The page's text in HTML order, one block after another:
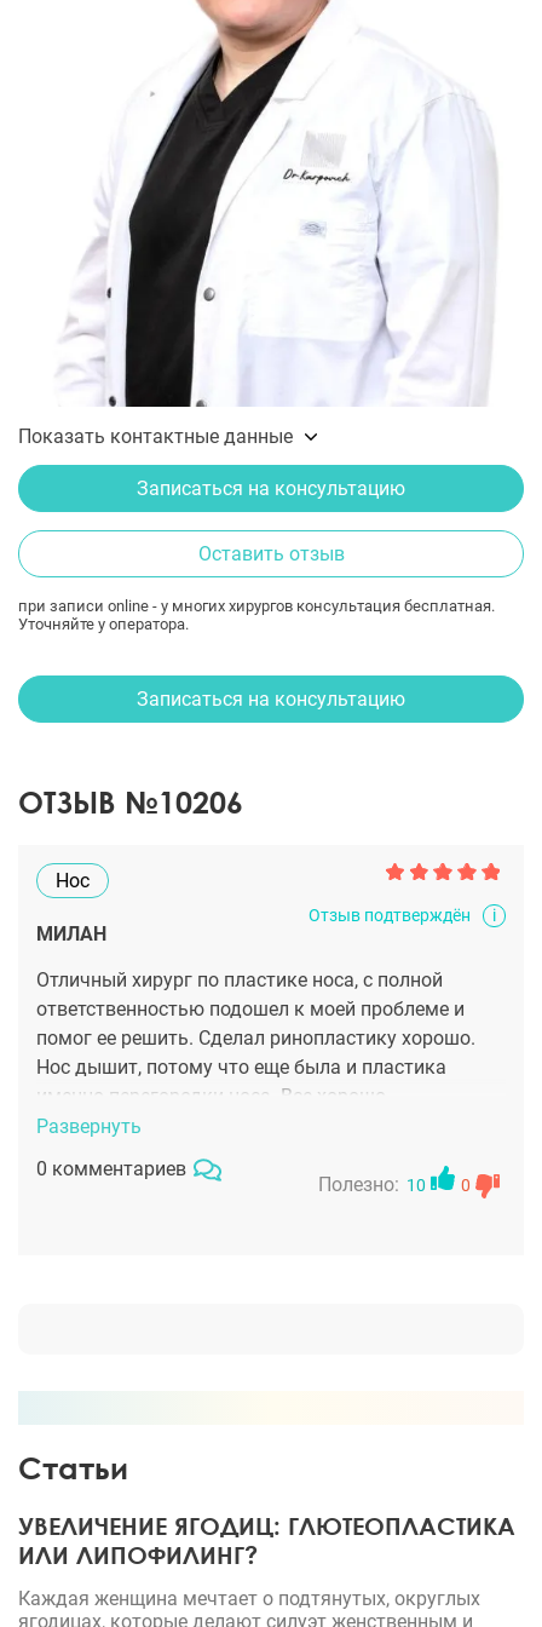
Показать контактные данные
Записаться на консультацию
Оставить отзыв
при записи online - у многих хирургов консультация бесплатная.
Уточняйте у оператора.
Записаться на консультацию
ОТЗЫВ №10206
Отзыв подтверждён i
Нос
МИЛАН
Отличный хирург по пластике носа, с полной
ответственностью подошел к моей проблеме и
помог ее решить. Сделал ринопластику хорошо.
Нос дышит, потому что еще была и пластика
именно перегородки носа. Все хорошо.
Развернуть
0 комментариев
Полезно: 10 0
Статьи
УВЕЛИЧЕНИЕ ЯГОДИЦ: ГЛЮТЕОПЛАСТИКА
ИЛИ ЛИПОФИЛИНГ?
Каждая женщина мечтает о подтянутых, округлых
ягодицах, которые делают силуэт женственным и